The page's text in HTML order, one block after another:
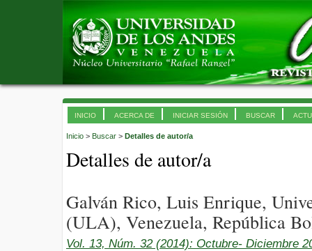
INICIO ACERCA DE INICIAR SESIÓN BUSCAR
Inicio > Buscar > Detalles de autor/a
Detalles de autor/a
Galván Rico, Luis Enrique,
(ULA), Venezuela, República
Vol. 13, Núm. 32 (2014): Octubre- Diciembre